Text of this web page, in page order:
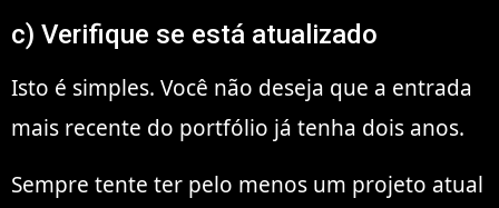
c) Verifique se está atualizado
Isto é simples. Você não deseja que a entrada
mais recente do portfólio já tenha dois anos.
Sempre tente ter pelo menos um projeto atual